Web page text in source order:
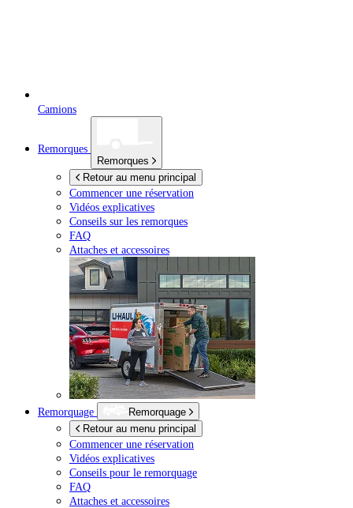
Camions
Remorques
Remorques
Retour au menu principal
Commencer une réservation
Vidéos explicatives
Conseils sur les remorques
FAQ
Attaches et accessoires
Remorquage
Remorquage
Retour au menu principal
Commencer une réservation
Vidéos explicatives
Conseils pour le remorquage
FAQ
Attaches et accessoires